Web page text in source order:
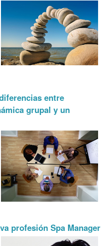
entre
grupal y un
profesión Spa Manager